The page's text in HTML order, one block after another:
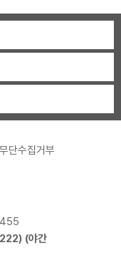
단수집거부
) (야간